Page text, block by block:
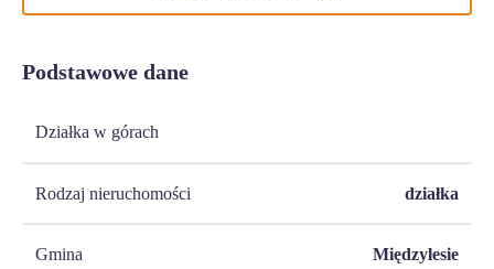
Podstawowe dane
Działka w górach
Rodzaj nieruchomości działka
Gmina Międzylesie